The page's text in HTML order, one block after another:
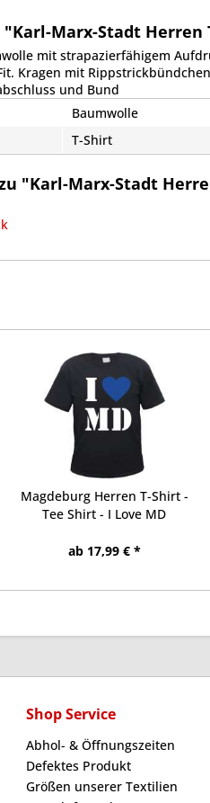
Marx-Stadt Herren
mit strapazierfähigem
Kragen mit
und Bund
Baumwolle
T-Shirt
"Karl-Marx-Stadt
Magdeburg Herren T-Shirt -
Tee Shirt - I Love MD
ab 17,99 € *
Shop Service
Abhol- & Öffnungszeiten
Defektes Produkt
Größen unserer Textilien